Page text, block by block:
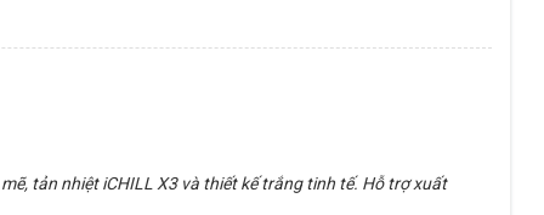
tản nhiệt iCHILL X3 và thiết kế trắng tinh tế. Hỗ trợ xuất